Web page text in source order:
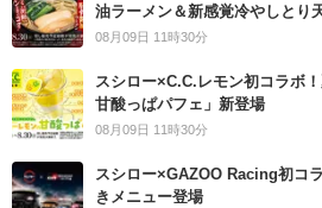
油ラーメン＆新感覚冷やしとり
08月09日 11時30分
スシロー×C.C.レモン初コラボ
甘酸っぱパフェ」新登場
08月09日 11時30分
スシロー×GAZOO Racing初コ
きメニュー登場